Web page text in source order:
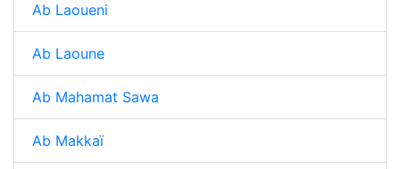
Ab Laoueni
Ab Laoune
Ab Mahamat Sawa
Ab Makkaï